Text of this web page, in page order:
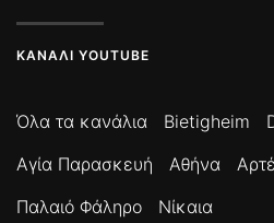
ΚΑΝΆΛΙ YOUTUBE
Όλα τα κανάλια Bietigheim
Αγία Παρασκευή
Αθήνα
Παλαιό Φάληρο
Νίκαια